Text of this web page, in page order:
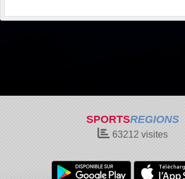
SPORTSREGIONS
63212 visites